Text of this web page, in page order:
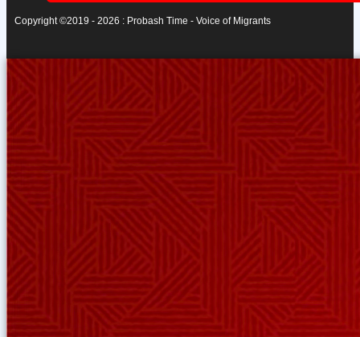
Copyright ©2019 - 2026 : Probash Time - Voice of Migrants